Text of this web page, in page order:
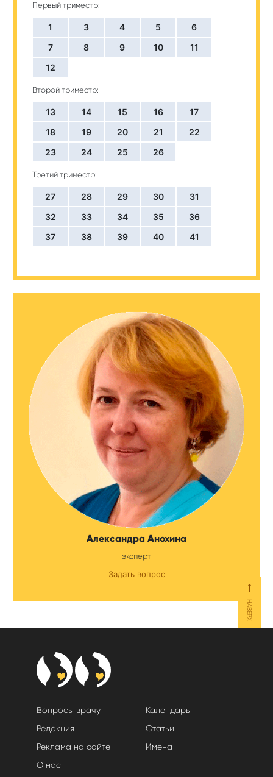
Первый триместр:
1 3 4 5
6
7
8 9 10
11
12
Второй триместр:
13 14 15 16
17
18
19 20 21
22
23
24 25 26
Третий триместр:
27 28 29 30
31
32
33 34 35
36
37
38 39 40 41
Александра Анохина
эксперт
Задать вопрос
⟵
НАВЕРХ
Вопросы врачу
Редакция
Реклама на сайте
О нас
Календарь
Статьи
Имена